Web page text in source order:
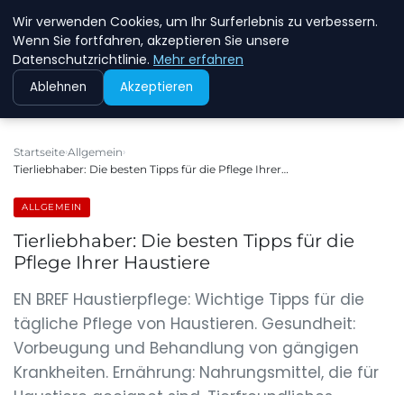
NEW ENERGY JOBS
Startseite Allgemein
Tierliebhaber: Die besten Tipps für die Pflege Ihrer…
ALLGEMEIN
Tierliebhaber: Die besten Tipps für die
Pflege Ihrer Haustiere
EN BREF Haustierpflege: Wichtige Tipps für die
tägliche Pflege von Haustieren. Gesundheit:
Vorbeugung und Behandlung von gängigen
Krankheiten. Ernährung: Nahrungsmittel, die für
Wir verwenden Cookies, um Ihr Surferlebnis zu verbessern.
Wenn Sie fortfahren, akzeptieren Sie unsere
Datenschutzrichtlinie. Mehr erfahren
Ablehnen Akzeptieren